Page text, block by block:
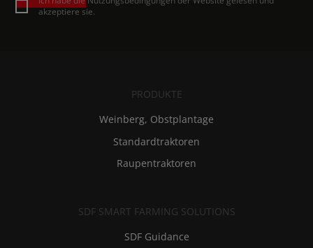
akzeptiere sie.
PRODUKTE
Weinberg, Obstplantage
Standardtraktoren
Raupentraktoren
SDF SMART FARMING SOLUTIONS
SDF Guidance